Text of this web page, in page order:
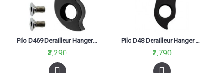
Pilo D469 Derailleur Hanger For Fuji, Kona Kula Supreme (0610), Vitus Black
₹3,290
Pilo D48 Derailleur Hanger For Bh, Fuji, Khs, Ktm, Kona, Mondraker, Mongoose, Norco, Saracen , Element Black
₹2,790